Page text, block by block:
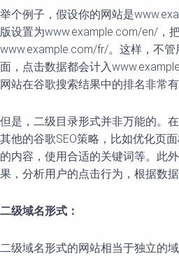
举个例子，假设你的网站是
版设置为www.example.com/en/，
www.example.com/fr/。这样，不
面，点击数据都会计入
网站在谷歌搜索结果中的排名非常有
但是，二级目录形式并非万能的。
其他的谷歌SEO策略，比如优化页
的内容，使用合适的关键词等。此
果，分析用户的点击行为，根据数据
二级域名形式：
二级域名形式的网站相当于独立的